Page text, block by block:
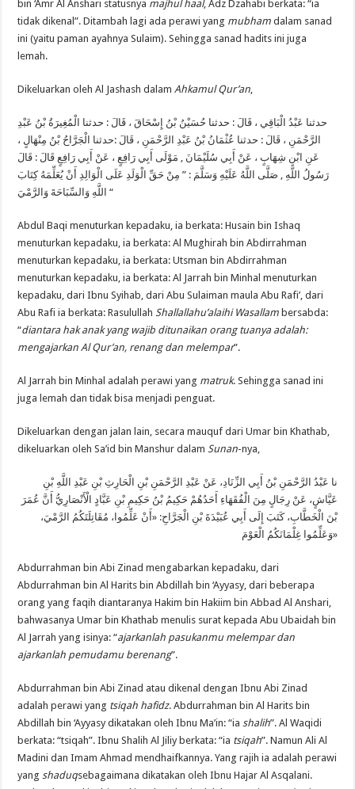
bin ‘Amr Al Anshari statusnya majhul haal, Adz Dzahabi berkata: “ia
tidak dikenal”. Ditambah lagi ada perawi yang mubham dalam sanad
ini (yaitu paman ayahnya Sulaim). Sehingga sanad hadits ini juga
lemah.
Dikeluarkan oleh Al Jashash dalamAhkamul Qur’an
حدثنا عَبْدُ الْبَاقِي ، قَالَ : حدثنا حُسَيْنُ بْنُ إِسْحَاقَ ، قَالَ : حدثنا الْمُغِيرَةُ بْنُ عَبْدِ
الرَّحْمَنِ ، قَالَ : حدثنا عُثْمَانُ بْنُ عَبْدِ الرَّحْمَنِ ، قَالَ :حدثنا الْجَرَّاحُ بْنُ مِنْهَالٍ ،
عَنِ ابْنِ شِهَابٍ ، عَنْ أَبِي سُلَيْمَانَ
مَوْلَى أَبِي رَافِعٍ ، عَنْ أَبِي رَافِعٍ قَالَ : قَالَ
رَسُولُ اللَّهِ
صَلَّى اللَّهُ عَلَيْهِ وَسَلَّمَ : ” مِنْ حَقِّ الْوَلَدِ عَلَى الْوَالِدِ أَنْ يُعَلِّمَهُ كِتَابَ
اللَّهِ وَالسِّبَاحَةَ وَالرَّمْيَ“
Abdul Baqi menuturkan kepadaku, ia berkata: Husain bin Ishaq
menuturkan kepadaku, ia berkata: Al Mughirah bin Abdirrahman
menuturkan kepadaku, ia berkata: Utsman bin Abdirrahman
menuturkan kepadaku, ia berkata: Al Jarrah bin Minhal menuturkan
kepadaku, dari Ibnu Syihab, dari Abu Sulaiman maula Abu Rafi’, dari
Abu Rafi ia berkata: Rasulullah Shallallahu’alaihi Wasallam bersabda:
“diantara hak anak yang wajib ditunaikan orang tuanya adalah:
mengajarkan Al Qur’an, renang dan melempar”.
Al Jarrah bin Minhal adalah perawi yang matruk. Sehingga sanad ini
juga lemah dan tidak bisa menjadi penguat.
Dikeluarkan dengan jalan lain, secara mauquf dari Umar bin Khathab,
dikeluarkan oleh Sa’id bin Manshur dalam Sunan-nya,
نا عَبْدُ الرَّحْمَنِ بْنُ أَبِي الزِّنَادِ، عَنْ عَبْدِ الرَّحْمَنِ بْنِ الْحَارِثِ بْنِ عَبْدِ اللَّهِ بْنِ
عَيَّاشٍ، عَنْ رِجَالٍ مِنَ الْفُقَهَاءِ أَحَدُهُمْ حَكِيمُ بْنُ حَكِيمِ بْنِ عَبَّادٍ الْأَنْصَارِيُّ أَنَّ عُمَرَ
بْنَ الْخَطَّابِ، كَتَبَ إِلَى أَبِي عُبَيْدَةَ بْنِ الْجَرَّاحِ: «أَنْ عَلِّمُوا، مُقَاتِلَتَكُمُ الرَّمْيَ،
وَعَلِّمُوا غِلْمَانَكُمُ الْعَوْمَ»
Abdurrahman bin Abi Zinad mengabarkan kepadaku, dari
Abdurrahman bin Al Harits bin Abdillah bin ‘Ayyasy, dari beberapa
orang yang faqih diantaranya Hakim bin Hakiim bin Abbad Al Anshari,
bahwasanya Umar bin Khathab menulis surat kepada Abu Ubaidah bin
Al Jarrah yang isinya: “ajarkanlah pasukanmu melempar dan
ajarkanlah pemudamu berenang”.
Abdurrahman bin Abi Zinad atau dikenal dengan Ibnu Abi Zinad
adalah perawi yang tsiqah hafidz. Abdurrahman bin Al Harits bin
Abdillah bin ‘Ayyasy dikatakan oleh Ibnu Ma’in: “ia shalih”. Al Waqidi
berkata: “tsiqah”. Ibnu Shalih Al Jiliy berkata: “ia tsiqah”. Namun Ali Al
Madini dan Imam Ahmad mendhaifkannya. Yang rajih ia adalah perawi
yang shaduqsebagaimana dikatakan oleh Ibnu Hajar Al Asqalani.